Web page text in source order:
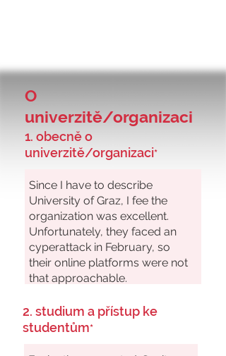
O
univerzitě/organizaci
1. obecně o
univerzitě/organizaci*
2. studium a přístup ke
studentům*